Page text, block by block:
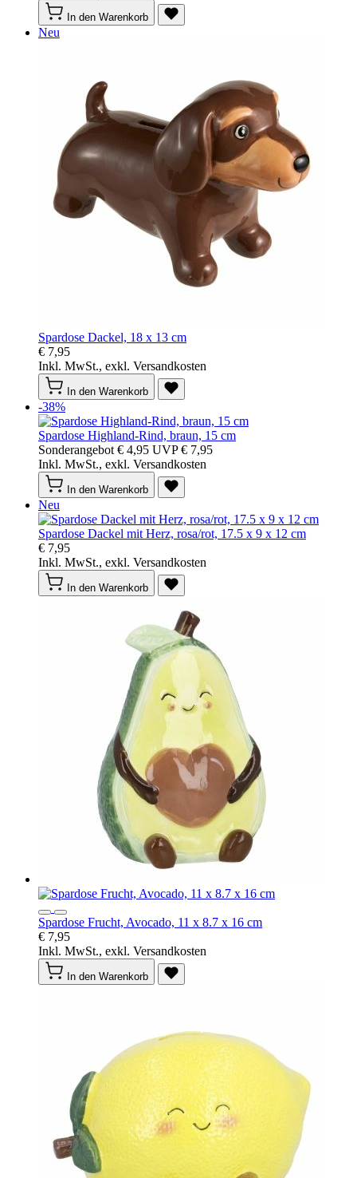
In den Warenkorb
Neu
Spardose Dackel, 18 x 13 cm
€ 7,95
Inkl. MwSt., exkl. Versandkosten
In den Warenkorb
-38%
Spardose Highland-Rind, braun, 15 cm
Sonderangebot € 4,95 UVP € 7,95
Inkl. MwSt., exkl. Versandkosten
In den Warenkorb
Neu
Spardose Dackel mit Herz, rosa/rot, 17.5 x 9 x 12 cm
€ 7,95
Inkl. MwSt., exkl. Versandkosten
In den Warenkorb
Spardose Frucht, Avocado, 11 x 8.7 x 16 cm
€ 7,95
Inkl. MwSt., exkl. Versandkosten
In den Warenkorb